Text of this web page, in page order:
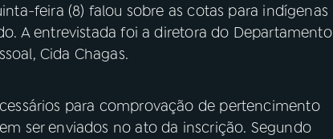
feira (8) falou sobre as cotas para indígenas
A entrevistada foi a diretora do Departamento
Cida Chagas.
para comprovação de pertencimento
ser enviados no ato da inscrição. Segundo